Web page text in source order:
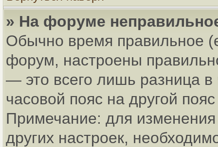
» На форуме
Обычно время правильное
форум, настроены
— это всего лишь разница
часовой пояс на другой
Примечание: для изменения
других настроек,